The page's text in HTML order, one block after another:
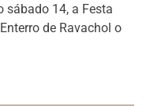
sábado 14, a Festa
de Ravachol o